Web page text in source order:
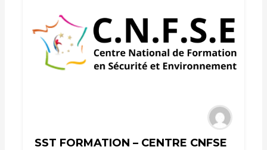
SST FORMATION – CENTRE CNFSE